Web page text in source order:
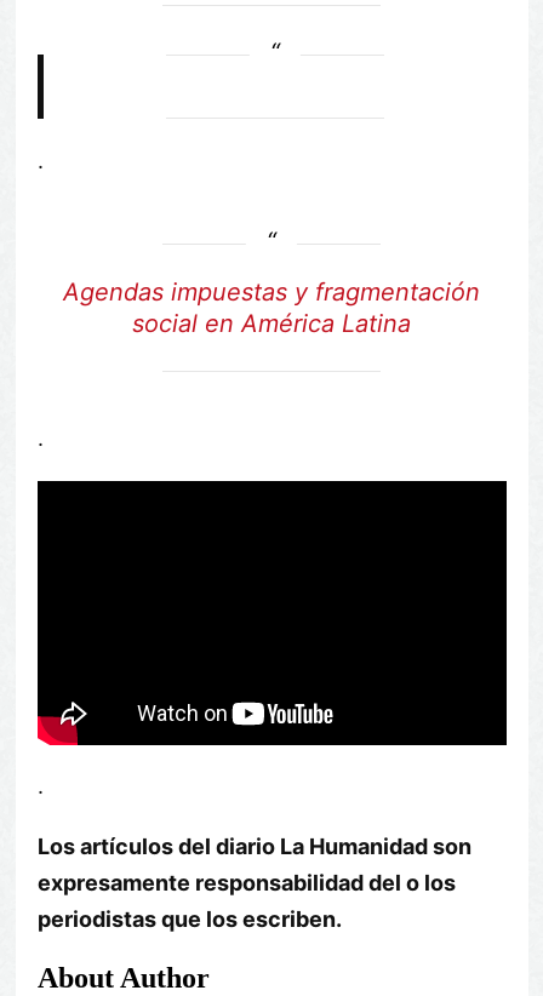
.
Agendas impuestas y fragmentación
social en América Latina
.
.
Los artículos del diario La Humanidad son
expresamente responsabilidad del o los
periodistas que los escriben.
About Author